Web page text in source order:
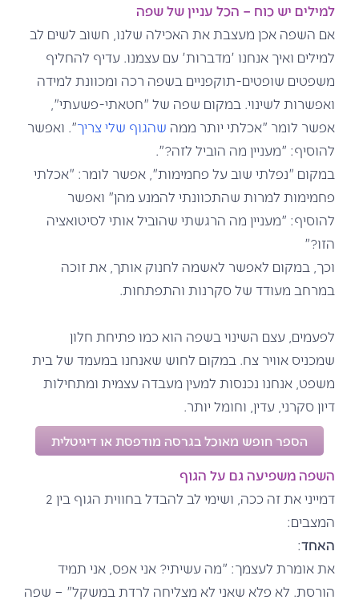
למילים יש כוח – הכל עניין של שפה
אם השפה אכן מעצבת את האכילה שלנו, חשוב לשים לב
למילים ואיך אנחנו 'מדברות' עם עצמנו. עדיף להחליף
משפטים שופטים-תוקפניים בשפה רכה ומכוונת למידה
ואפשרות לשינוי. במקום שפה של "חטאתי-פשעתי",
אפשר לומר "אכלתי יותר ממה שהגוף שלי צריך". ואפשר
להוסיף: "מעניין מה הוביל לזה?".
במקום "נפלתי שוב על פחמימות", אפשר לומר: "אכלתי
פחמימות למרות שהתכוונתי להמנע מהן" ואפשר
להוסיף: "מעניין מה הרגשתי שהוביל אותי לסיטואציה
הזו?"
וכך, במקום לאפשר לאשמה לחנוק אותך, את זוכה
במרחב מעודד של סקרנות והתפתחות.
לפעמים, עצם השינוי בשפה הוא כמו פתיחת חלון
שמכניס אוויר צח. במקום לחוש שאנחנו במעמד של בית
משפט, אנחנו נכנסות למעין מעבדה עצמית ומתחילות
דיון סקרני, עדין, וחומל יותר.
הספר חופש מאוכל בגרסה מודפסת או דיגיטלית
השפה משפיעה גם על הגוף
דמייני את זה ככה, ושימי לב להבדל בחווית הגוף בין 2
המצבים:
האחד:
את אומרת לעצמך: "מה עשיתי? אני אפס, אני תמיד
הורסת. לא פלא שאני לא מצליחה לרדת במשקל" – שפה